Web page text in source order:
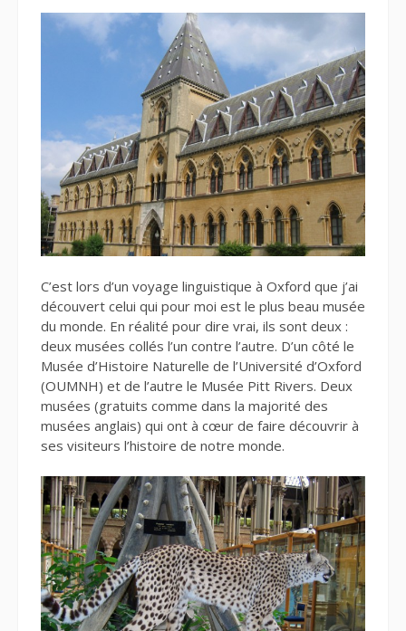
C’est lors d’un voyage linguistique à Oxford que j’ai
découvert celui qui pour moi est le plus beau musée
du monde. En réalité pour dire vrai, ils sont deux :
deux musées collés l’un contre l’autre. D’un côté le
Musée d’Histoire Naturelle de l’Université d’Oxford
(OUMNH) et de l’autre le Musée Pitt Rivers. Deux
musées (gratuits comme dans la majorité des
musées anglais) qui ont à cœur de faire découvrir à
ses visiteurs l’histoire de notre monde.